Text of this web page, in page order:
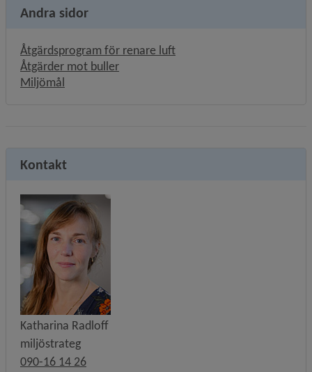
Andra sidor
Åtgärdsprogram för renare luft
Åtgärder mot buller
Miljömål
Kontakt
Katharina Radloff
miljöstrateg
090-16 14 26